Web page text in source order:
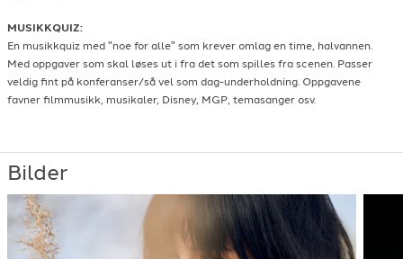
Lene Kokai & Christan Stähler
Musical)-
Lene Kokai & Christian Stähler - Fame (acoustic cover)-2018
Lene Kokai & Christian Stähler- Hopelesly devoted to you (acoustic cover)
-
Matoma & Becky Hill
Meghan Trainor
All about that bass
2014
Musikaler
Diverse kjente hits
Petra Marklund
Händerna mot himlen
2012
MUSIKKQUIZ:
En musikkquiz med "noe for alle" som krever omlag en time, halvannen.
Med oppgaver som skal løses ut i fra det som spilles fra scenen. Passer
veldig fint på konferanser/så vel som dag-underholdning. Oppgavene
favner filmmusikk, musikaler, Disney, MGP, temasanger osv.
Bilder